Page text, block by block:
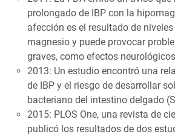
prolongado de IBP con la
afección es el resultado de
magnesio y puede provocar
graves, como efectos
2013: Un estudio encontró una
de IBP y el riesgo de desarrollar
bacteriano del intestino delgado
2015: PLOS One, una revista de
publicó los resultados de dos